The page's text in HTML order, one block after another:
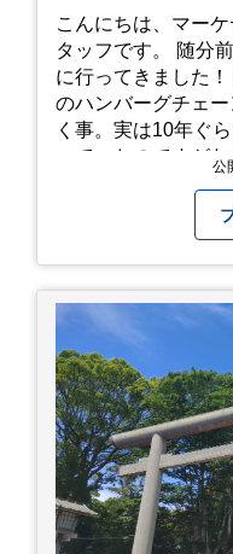
こんにちは、マー
タッフです。 随分前の事なのですが、静岡へ旅行
に行ってきました
のハンバーグチェ
く事。実は10年ぐ
っていたのですが
って待機する事に
らった整理券で、
した。大人気とは
は、、！！ 駅前シ
たのでお買い物を
バーグはレアな焼
最高に美味しかっ
カットしてくれる
れは何個でも行けてし
静岡へ行く予定が
って見てください
で、時と場合とタ
す、、！！！
公